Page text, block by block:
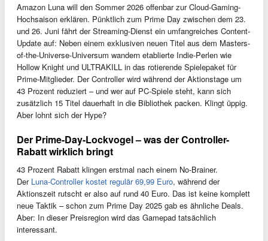
Amazon Luna will den Sommer 2026 offenbar zur Cloud-Gaming-
Hochsaison erklären. Pünktlich zum Prime Day zwischen dem 23.
und 26. Juni fährt der Streaming-Dienst ein umfangreiches Content-
Update auf: Neben einem exklusiven neuen Titel aus dem Masters-
of-the-Universe-Universum wandern etablierte Indie-Perlen wie
Hollow Knight und ULTRAKILL in das rotierende Spielepaket für
Prime-Mitglieder. Der Controller wird während der Aktionstage um
43 Prozent reduziert – und wer auf PC-Spiele steht, kann sich
zusätzlich 15 Titel dauerhaft in die Bibliothek packen. Klingt üppig.
Aber lohnt sich der Hype?
Der Prime-Day-Lockvogel – was der Controller-
Rabatt wirklich bringt
43 Prozent Rabatt klingen erstmal nach einem No-Brainer.
Der Luna-Controller kostet regulär 69,99 Euro, während der
Aktionszeit rutscht er also auf rund 40 Euro. Das ist keine komplett
neue Taktik – schon zum Prime Day 2025 gab es ähnliche Deals.
Aber: In dieser Preisregion wird das Gamepad tatsächlich
interessant.